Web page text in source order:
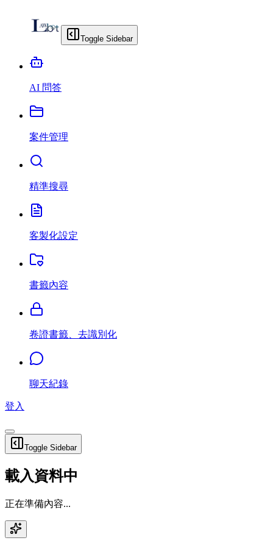
Toggle Sidebar
AI 問答
案件管理
精準搜尋
客製化設定
書籤內容
卷證書籤、去識別化
聊天紀錄
登入
Toggle Sidebar
載入資料中
正在準備內容...